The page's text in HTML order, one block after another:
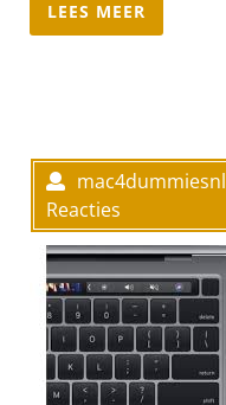
LEES MEER
mac4dummiesnl
Reacties